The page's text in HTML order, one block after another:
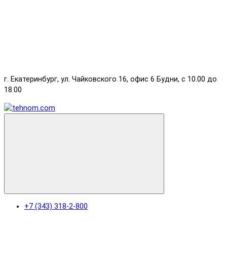
г. Екатеринбург, ул. Чайковского 16, офис 6 Будни, с 10.00 до
18.00
+7 (343) 318-2-800